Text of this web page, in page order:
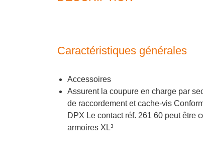
Caractéristiques générales
Accessoires
Assurent la coupure en charge par
de raccordement et cache-vis
DPX Le contact réf. 261 60 peut être
armoires XL³